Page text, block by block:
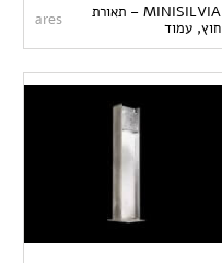
MINISILVIA – תאורת
חוץ, עמוד
ares